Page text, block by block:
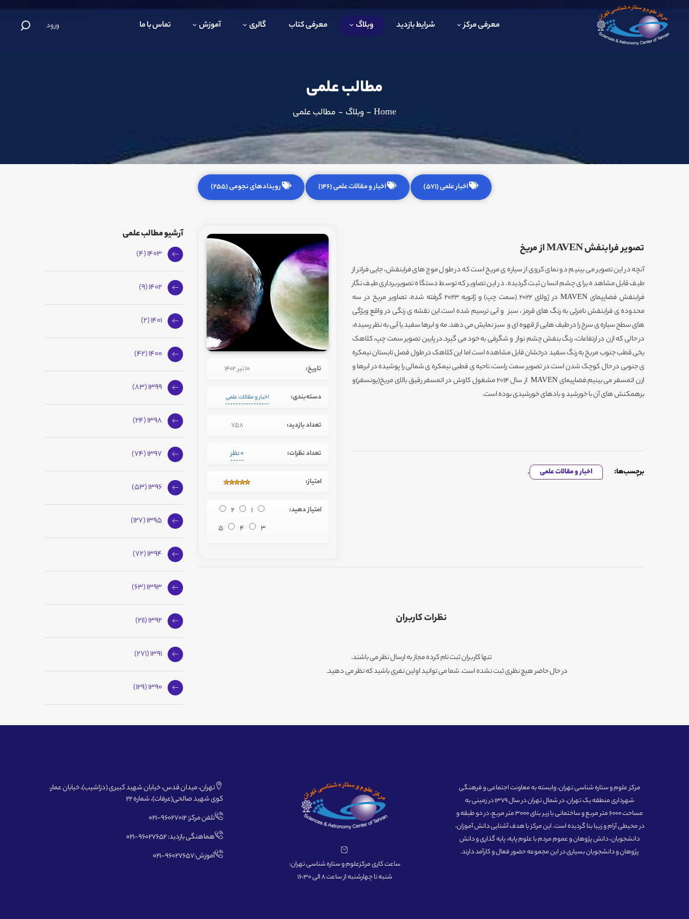
معرفی مرکز شرایط بازدید وبلاگ معرفی کتاب گالری آموزش تماس با ما ورود
مطالب علمی
Home
- وبلاگ - مطالب علمی
اخبار علمی (571) اخبار و مقالات علمی (146) رویدادهای نجومی (255)
تصویر فرابنفش MAVEN از مریخ
آنچه در این تصویر می بینیم دو نمای کروی از سیاره ی مریخ است که در طول موج های فرابنفش، جایی فراتر از
طیف قابل مشاهده برای چشم انسان ثبت گردیده. در این تصاویر که توسط دستگاه تصویربرداری طیف نگار
فرابنفش فضاپیمای MAVEN در ژولای ۲۰۲۲ (سمت چپ) و ژانویه ۲۰۲۳ گرفته شده، تصاویر مریخ در سه
محدوده ی فرابنفش نامرئی به رنگ های قرمز ، سبز و آبی ترسیم شده است.این نقشه ی رنگی در واقع ویژگی
های سطح سیاره ی سرخ را در طیف هایی از قهوه ای و سبز نمایش می دهد. مه و ابرها سفید یا آبی به نظر رسیده،
در حالی که ازن در ارتفاعات، رنگ بنفش چشم نواز و شگرفی به خود می گیرد.در پایین تصویر سمت چپ، کلاهک
یخی قطب جنوب مریخ به رنگ سفید درخشان قابل مشاهده است اما این کلاهک در طول فصل تابستان نیمکره
ی جنوبی در حال کوچک شدن است.در تصویر سمت راست، ناحیه ی قطبی نیمکره ی شمالی را پوشیده در ابرها و
ازن اتمسفر می بینیم.فضاپیمای MAVEN از سال ۲۰۱۴ مشغول کاوش در اتمسفر رقیق بالای مریخ(یونسفر)و
برهمکنش های آن با خورشید و بادهای خورشیدی بوده است.
برچسب‌ها: اخبار و مقالات علمی ,
تاریخ: 10 تیر 1402
دسته‌بندی: اخبار و مقالات علمی
تعداد بازدید: 758
تعداد نظرات: 0 نظر
امتیاز:
امتیاز دهید: 1
2
3
4
5
نظرات کاربران
تنها کاربران ثبت نام کرده مجاز به ارسال نظر می باشند.
در حال حاضر هیچ نظری ثبت نشده است. شما می توانید اولین نفری باشید که نظر می دهید.
آرشیو مطالب علمی
1403 (4)
1402 (9)
1401 (2)
1400 (42)
1399 (83)
1398 (24)
1397 (74)
1396 (53)
1395 (127)
1394 (72)
1393 (63)
1392 (211)
1391 (271)
1390 (129)
مرکز علوم و ستاره شناسی تهران، وابسته به معاونت اجتماعی و فرهنگی
شهرداری منطقه یک تهران، در شمال تهران در سال 1379 در زمینی به
مساحت 6000 متر مربع و ساختمانی با زیر بنای 3000 متر مربع، در دو طبقه و
در محیطی آرام و زیبا بنا گردیده است. این مرکز با هدف آشنایی دانش آموزان،
دانشجویان، دانش پژوهان و عموم مردم با علوم پایه، پایه گذاری و دانش
پژوهان و دانشجویان بسیاری در این مجموعه حضور فعال و کارآمد دارند.
ساعت کاری مرکزعلوم و ستاره شناسی تهران:
شنبه تا چهارشنبه از ساعت 8 الی 16:30
تهران، میدان قدس، خیابان شهید کبیری (دزاشیب)، خیابان عمار،
کوی شهید صالحی(عرفات)، شماره 22
تلفن مرکز: 96027012-021
هماهنگی بازدید: 96027652-021
آموزش:96027657-021